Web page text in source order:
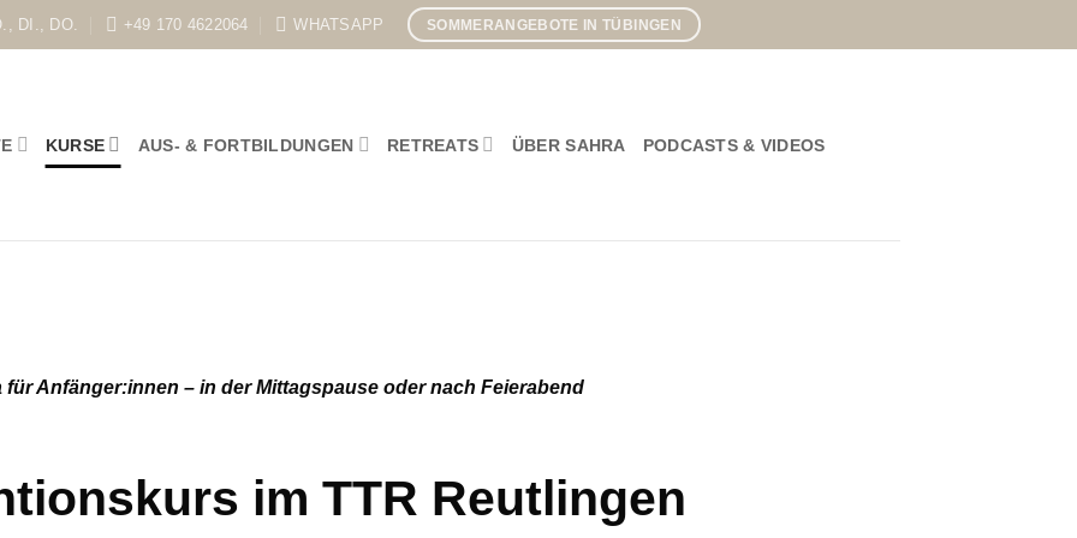
DI., DO. +49 170 4622064 WHATSAPP SOMMERANGEBOTE IN TÜBINGEN
KURSE AUS- & FORTBILDUNGEN RETREATS ÜBER SAHRA PODCASTS & VIDEOS
für Anfänger:innen – in der Mittagspause oder nach Feierabend
im TTR Reutlingen